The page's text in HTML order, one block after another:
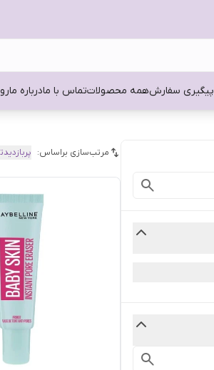
پیگیری سفارشهمه محصولاتتماس با مادرباره ما
مرتب‌سازی براساس: